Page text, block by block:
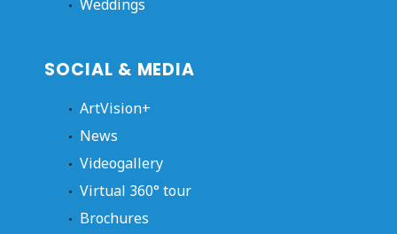
Weddings
SOCIAL & MEDIA
ArtVision+
News
Videogallery
Virtual 360° tour
Brochures